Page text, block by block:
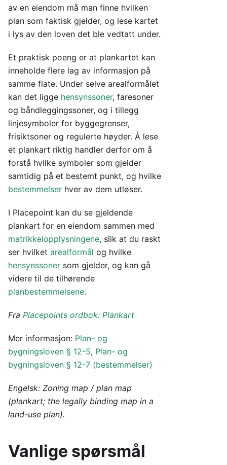
av en eiendom må man finne hvilken
plan som faktisk gjelder, og lese kartet
i lys av den loven det ble vedtatt under.
Et praktisk poeng er at plankartet kan
inneholde flere lag av informasjon på
samme flate. Under selve arealformålet
kan det ligge hensynssoner, faresoner
og båndleggingssoner, og i tillegg
linjesymboler for byggegrenser,
frisiktsoner og regulerte høyder. Å lese
et plankart riktig handler derfor om å
forstå hvilke symboler som gjelder
samtidig på et bestemt punkt, og hvilke
bestemmelser hver av dem utløser.
I Placepoint kan du se gjeldende
plankart for en eiendom sammen med
matrikkelopplysningene, slik at du raskt
ser hvilket arealformål og hvilke
hensynssoner som gjelder, og kan gå
videre til de tilhørende
planbestemmelsene.
Fra Placepoints ordbok: Plankart
Mer informasjon: Plan- og
bygningsloven § 12-5, Plan- og
bygningsloven § 12-7 (bestemmelser)
Engelsk: Zoning map / plan map
(plankart; the legally binding map in a
land-use plan).
Vanlige spørsmål